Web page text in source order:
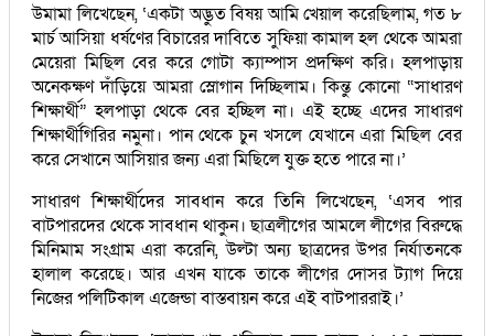
উমামা লিখেছেন, ‘একটা অদ্ভুত বিষয় আমি খেয়াল করেছিলাম, গত ৮
মার্চ আসিয়া ধর্ষণের বিচারের দাবিতে সুফিয়া কামাল হল থেকে আমরা
মেয়েরা মিছিল বের করে গোটা ক্যাম্পাস প্রদক্ষিণ করি। হলপাড়ায়
অনেকক্ষণ দাঁড়িয়ে আমরা স্লোগান দিচ্ছিলাম। কিন্তু কোনো “সাধারণ
শিক্ষার্থী” হলপাড়া থেকে বের হচ্ছিল না। এই হচ্ছে এদের সাধারণ
শিক্ষার্থীগিরির নমুনা। পান থেকে চুন খসলে যেখানে এরা মিছিল বের
করে সেখানে আসিয়ার জন্য এরা মিছিলে যুক্ত হতে পারে না।’
সাধারণ শিক্ষার্থীদের সাবধান করে তিনি লিখেছেন, ‘এসব পার
বাটপারদের থেকে সাবধান থাকুন। ছাত্রলীগের আমলে লীগের বিরুদ্ধে
মিনিমাম সংগ্রাম এরা করেনি, উল্টা অন্য ছাত্রদের উপর নির্যাতনকে
হালাল করেছে। আর এখন যাকে তাকে লীগের দোসর ট্যাগ দিয়ে
নিজের পলিটিকাল এজেন্ডা বাস্তবায়ন করে এই বাটপাররাই।’